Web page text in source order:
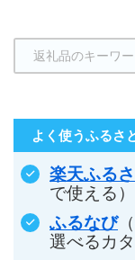
よく使うふるさ
楽天ふる
で使える）
ふるなび
選べるカ